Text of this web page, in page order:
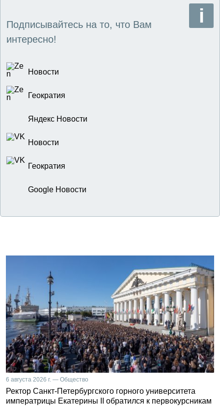
Подписывайтесь на то, что Вам
интересно!
Новости
Геократия
Яндекс Новости
Новости
Геократия
Google Новости
6 августа 2026 г. — Общество
Ректор Санкт-Петербургского горного университета
императрицы Екатерины II обратился к первокурсникам